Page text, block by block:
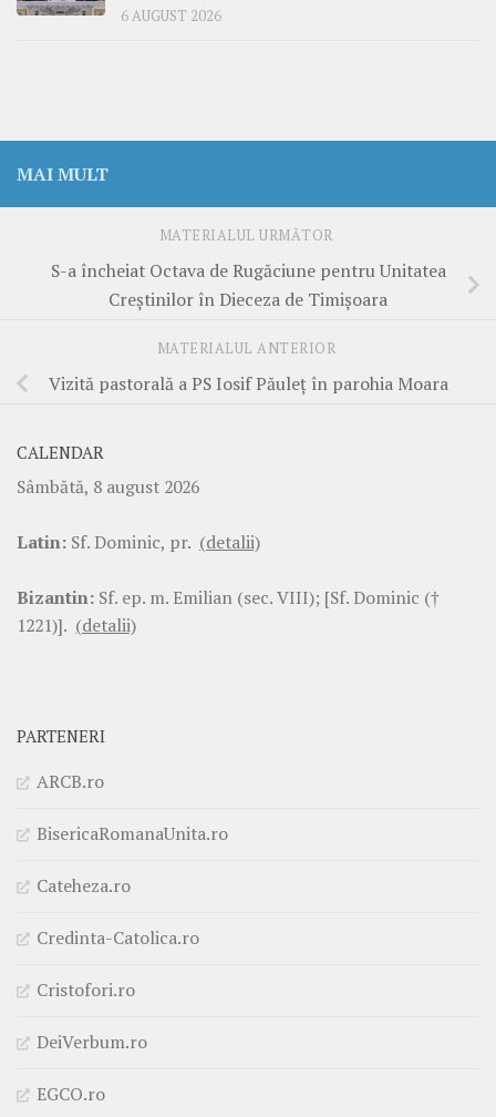
6 AUGUST 2026
MAI MULT
MATERIALUL URMĂTOR
S-a încheiat Octava de Rugăciune pentru Unitatea
Creștinilor în Dieceza de Timișoara
MATERIALUL ANTERIOR
Vizită pastorală a PS Iosif Păuleț în parohia Moara
CALENDAR
Sâmbătă, 8 august 2026
Latin: Sf. Dominic, pr. (detalii)
Bizantin: Sf. ep. m. Emilian (sec. VIII); [Sf. Dominic (†
1221)]. (detalii)
PARTENERI
ARCB.ro
BisericaRomanaUnita.ro
Cateheza.ro
Credinta-Catolica.ro
Cristofori.ro
DeiVerbum.ro
EGCO.ro